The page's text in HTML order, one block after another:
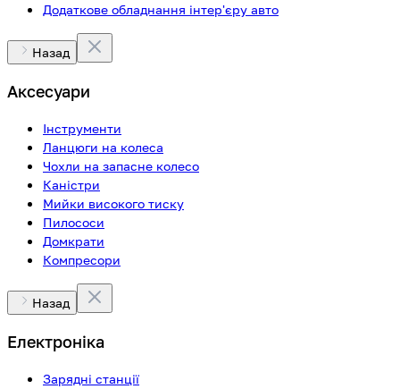
Додаткове обладнання інтер'єру авто
Назад
Аксесуари
Інструменти
Ланцюги на колеса
Чохли на запасне колесо
Каністри
Мийки високого тиску
Пилососи
Домкрати
Компресори
Назад
Електроніка
Зарядні станції